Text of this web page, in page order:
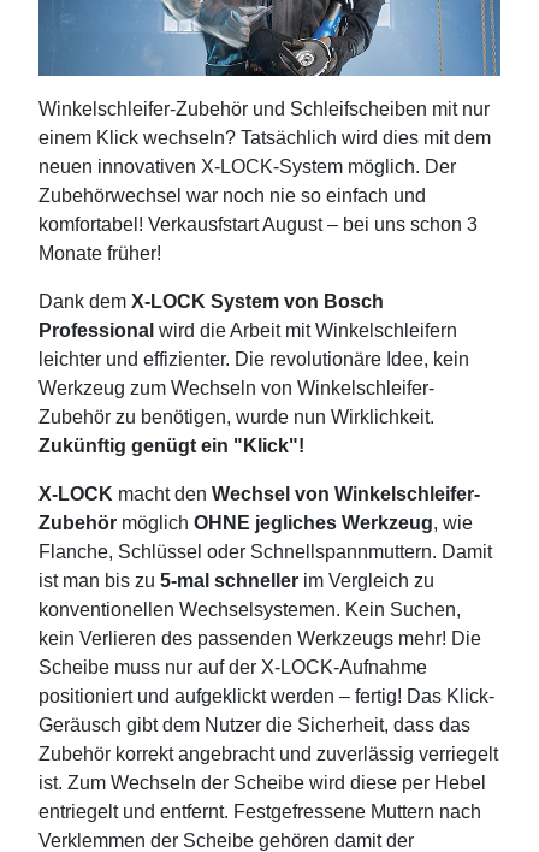
Winkelschleifer-Zubehör und Schleifscheiben mit nur
einem Klick wechseln? Tatsächlich wird dies mit dem
neuen innovativen X-LOCK-System möglich. Der
Zubehörwechsel war noch nie so einfach und
komfortabel! Verkausfstart August – bei uns schon 3
Monate früher!
Dank dem X-LOCK System von Bosch
Professional wird die Arbeit mit Winkelschleifern
leichter und effizienter. Die revolutionäre Idee, kein
Werkzeug zum Wechseln von Winkelschleifer-
Zubehör zu benötigen, wurde nun Wirklichkeit.
Zukünftig genügt ein "Klick"!
X-LOCK macht den Wechsel von Winkelschleifer-
Zubehör möglich OHNE jegliches Werkzeug, wie
Flanche, Schlüssel oder Schnellspannmuttern. Damit
ist man bis zu 5-mal schneller im Vergleich zu
konventionellen Wechselsystemen. Kein Suchen,
kein Verlieren des passenden Werkzeugs mehr! Die
Scheibe muss nur auf der X-LOCK-Aufnahme
positioniert und aufgeklickt werden – fertig! Das Klick-
Geräusch gibt dem Nutzer die Sicherheit, dass das
Zubehör korrekt angebracht und zuverlässig verriegelt
ist. Zum Wechseln der Scheibe wird diese per Hebel
entriegelt und entfernt. Festgefressene Muttern nach
Verklemmen der Scheibe gehören damit der